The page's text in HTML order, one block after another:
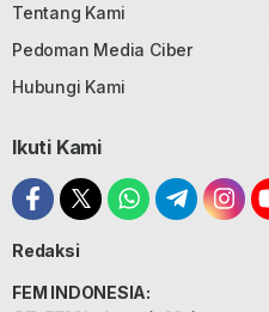
Tentang Kami
Pedoman Media Ciber
Hubungi Kami
Ikuti Kami
Redaksi
FEM INDONESIA: